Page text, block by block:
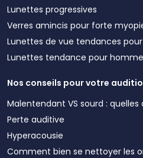
Lunettes progressives
Verres amincis pour forte
Lunettes de vue tendances
Lunettes tendance pour homme
Nos conseils pour votre
Malentendant VS sourd :
Perte auditive
Hyperacousie
Comment bien se nettoyer les